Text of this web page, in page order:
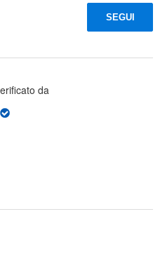
SEGUI
da